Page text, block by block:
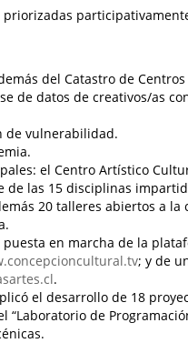
del Catastro de
de datos de creativos/as
de vulnerabilidad.
el Centro Artístico
las 15 disciplinas
20 talleres abiertos a la
en marcha de la
; y de
.
el desarrollo de 18
de